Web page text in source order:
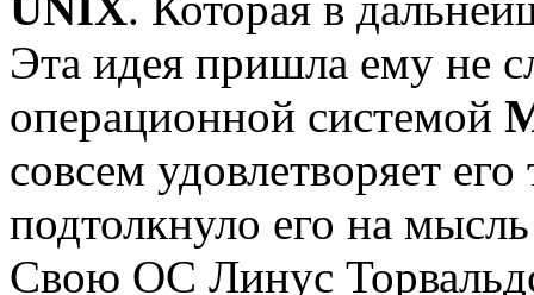
Эта идея пришла ему не
операционной системой
совсем удовлетворяет
подтолкнуло его на
Свою ОС Линус